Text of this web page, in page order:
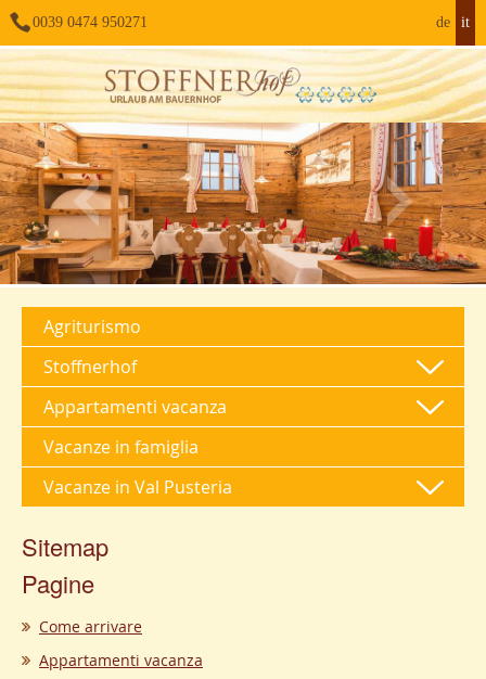
de it
0039 0474 950271
Agriturismo
Stoffnerhof
Appartamenti vacanza
Vacanze in famiglia
Vacanze in Val Pusteria
Sitemap
Pagine
Come arrivare
Appartamenti vacanza